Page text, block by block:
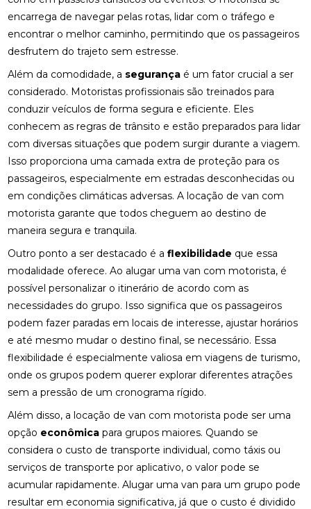
encarrega de navegar pelas rotas, lidar com o tráfego e
encontrar o melhor caminho, permitindo que os passageiros
desfrutem do trajeto sem estresse.
Além da comodidade, a segurança é um fator crucial a ser
considerado. Motoristas profissionais são treinados para
conduzir veículos de forma segura e eficiente. Eles
conhecem as regras de trânsito e estão preparados para lidar
com diversas situações que podem surgir durante a viagem.
Isso proporciona uma camada extra de proteção para os
passageiros, especialmente em estradas desconhecidas ou
em condições climáticas adversas. A locação de van com
motorista garante que todos cheguem ao destino de
maneira segura e tranquila.
Outro ponto a ser destacado é aflexibilidade que essa
modalidade oferece. Ao alugar uma van com motorista, é
possível personalizar o itinerário de acordo com as
necessidades do grupo. Isso significa que os passageiros
podem fazer paradas em locais de interesse, ajustar horários
e até mesmo mudar o destino final, se necessário. Essa
flexibilidade é especialmente valiosa em viagens de turismo,
onde os grupos podem querer explorar diferentes atrações
sem a pressão de um cronograma rígido.
Além disso, a locação de van com motorista pode ser uma
opção econômica para grupos maiores. Quando se
considera o custo de transporte individual, como táxis ou
serviços de transporte por aplicativo, o valor pode se
acumular rapidamente. Alugar uma van para um grupo pode
resultar em economia significativa, já que o custo é dividido